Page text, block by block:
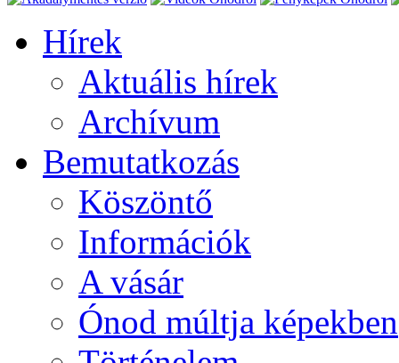
Hírek
Aktuális hírek
Archívum
Bemutatkozás
Köszöntő
Információk
A vásár
Ónod múltja képekben